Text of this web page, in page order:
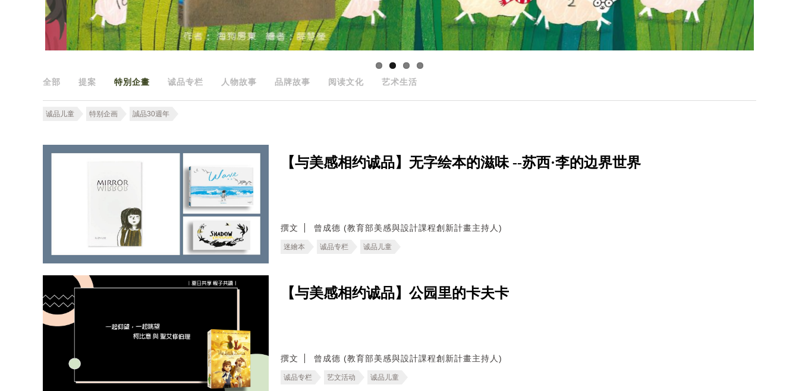
全部 提案 特別企畫 诚品专栏 人物故事 品牌故事 阅读文化 艺术生活
诚品儿童 特别企画 誠品30週年
【与美感相约诚品】无字绘本的滋味 --苏西·李的边界世界
撰文 曾成德 (教育部美感與設計課程創新計畫主持人)
迷繪本 诚品专栏 诚品儿童
【与美感相约诚品】公园里的卡夫卡
撰文 曾成德 (教育部美感與設計課程創新計畫主持人)
诚品专栏 艺文活动 诚品儿童